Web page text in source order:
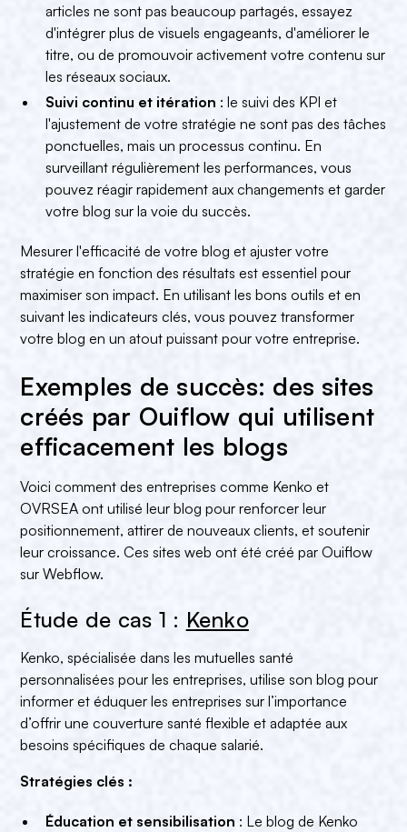
articles ne sont pas beaucoup partagés, essayez
d'intégrer plus de visuels engageants, d'améliorer le
titre, ou de promouvoir activement votre contenu sur
les réseaux sociaux.
Suivi continu et itération : le suivi des KPI et
l'ajustement de votre stratégie ne sont pas des tâches
ponctuelles, mais un processus continu. En
surveillant régulièrement les performances, vous
pouvez réagir rapidement aux changements et garder
votre blog sur la voie du succès.
Mesurer l'efficacité de votre blog et ajuster votre
stratégie en fonction des résultats est essentiel pour
maximiser son impact. En utilisant les bons outils et en
suivant les indicateurs clés, vous pouvez transformer
votre blog en un atout puissant pour votre entreprise.
Exemples de succès: des sites
créés par Ouiflow qui utilisent
efficacement les blogs
Voici comment des entreprises comme Kenko et
OVRSEA ont utilisé leur blog pour renforcer leur
positionnement, attirer de nouveaux clients, et soutenir
leur croissance. Ces sites web ont été créé par Ouiflow
sur Webflow.
Étude de cas 1 : Kenko
Kenko, spécialisée dans les mutuelles santé
personnalisées pour les entreprises, utilise son blog pour
informer et éduquer les entreprises sur l’importance
d’offrir une couverture santé flexible et adaptée aux
besoins spécifiques de chaque salarié.
Stratégies clés :
Éducation et sensibilisation : Le blog de Kenko